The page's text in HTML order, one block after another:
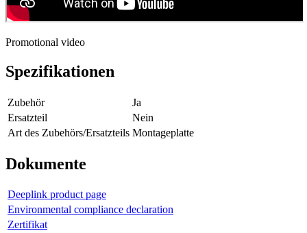
Promotional video
Spezifikationen
Zubehör
Ja
Ersatzteil
Nein
Art des Zubehörs/Ersatzteils Montageplatte
Dokumente
Deeplink product page
Environmental compliance declaration
Zertifikat